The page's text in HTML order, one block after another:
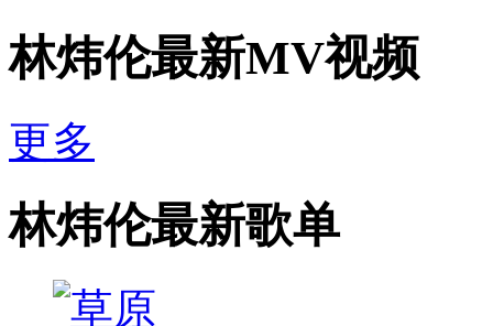
林炜伦最新MV视频
更多
林炜伦最新歌单